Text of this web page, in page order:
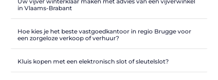
in Vlaams-Brabant
Hoe kies je het beste vastgoedkantoor in regio Brugge voor
een zorgeloze verkoop of verhuur?
Kluis kopen met een elektronisch slot of sleutelslot?